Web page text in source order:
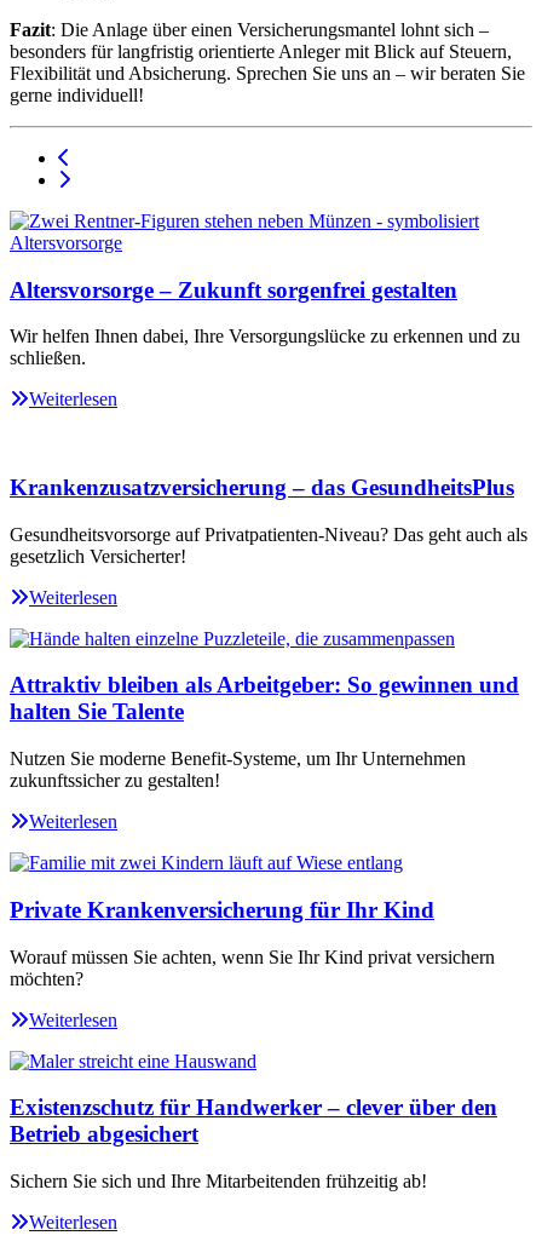
Fazit: Die Anlage über einen Versicherungsmantel lohnt sich –
besonders für langfristig orientierte Anleger mit Blick auf Steuern,
Flexibilität und Absicherung. Sprechen Sie uns an – wir beraten Sie
gerne individuell!
Altersvorsorge – Zukunft sorgenfrei gestalten
Wir helfen Ihnen dabei, Ihre Versorgungslücke zu erkennen und zu
schließen.
Weiterlesen
Krankenzusatzversicherung – das GesundheitsPlus
Gesundheitsvorsorge auf Privatpatienten-Niveau? Das geht auch als
gesetzlich Versicherter!
Weiterlesen
Attraktiv bleiben als Arbeitgeber: So gewinnen und
halten Sie Talente
Nutzen Sie moderne Benefit-Systeme, um Ihr Unternehmen
zukunftssicher zu gestalten!
Weiterlesen
Private Krankenversicherung für Ihr Kind
Worauf müssen Sie achten, wenn Sie Ihr Kind privat versichern
möchten?
Weiterlesen
Existenzschutz für Handwerker – clever über den
Betrieb abgesichert
Sichern Sie sich und Ihre Mitarbeitenden frühzeitig ab!
Weiterlesen